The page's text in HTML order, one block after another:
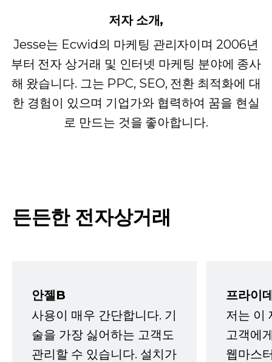
저자 소개,
Jesse는 Ecwid의 마케팅 관리자이며 2006년
부터 전자 상거래 및 인터넷 마케팅 분야에 종사
해 왔습니다. 그는 PPC, SEO, 전환 최적화에 대
한 경험이 있으며 기업가와 협력하여 꿈을 현실
로 만드는 것을 좋아합니다.
든든한 전자상거래
안젤B
사용이 매우 간단합니다. 기
술을 가장 싫어하는 고객도
관리할 수 있습니다. 설치가
프라이
저는 이
고객에
웹마스